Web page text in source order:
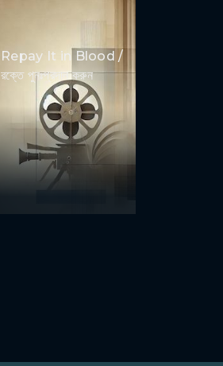
Repay It in Blood /
রক্তে পুনঃপ্রদান করুন